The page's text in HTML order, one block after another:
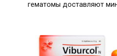
гематомы доставляют